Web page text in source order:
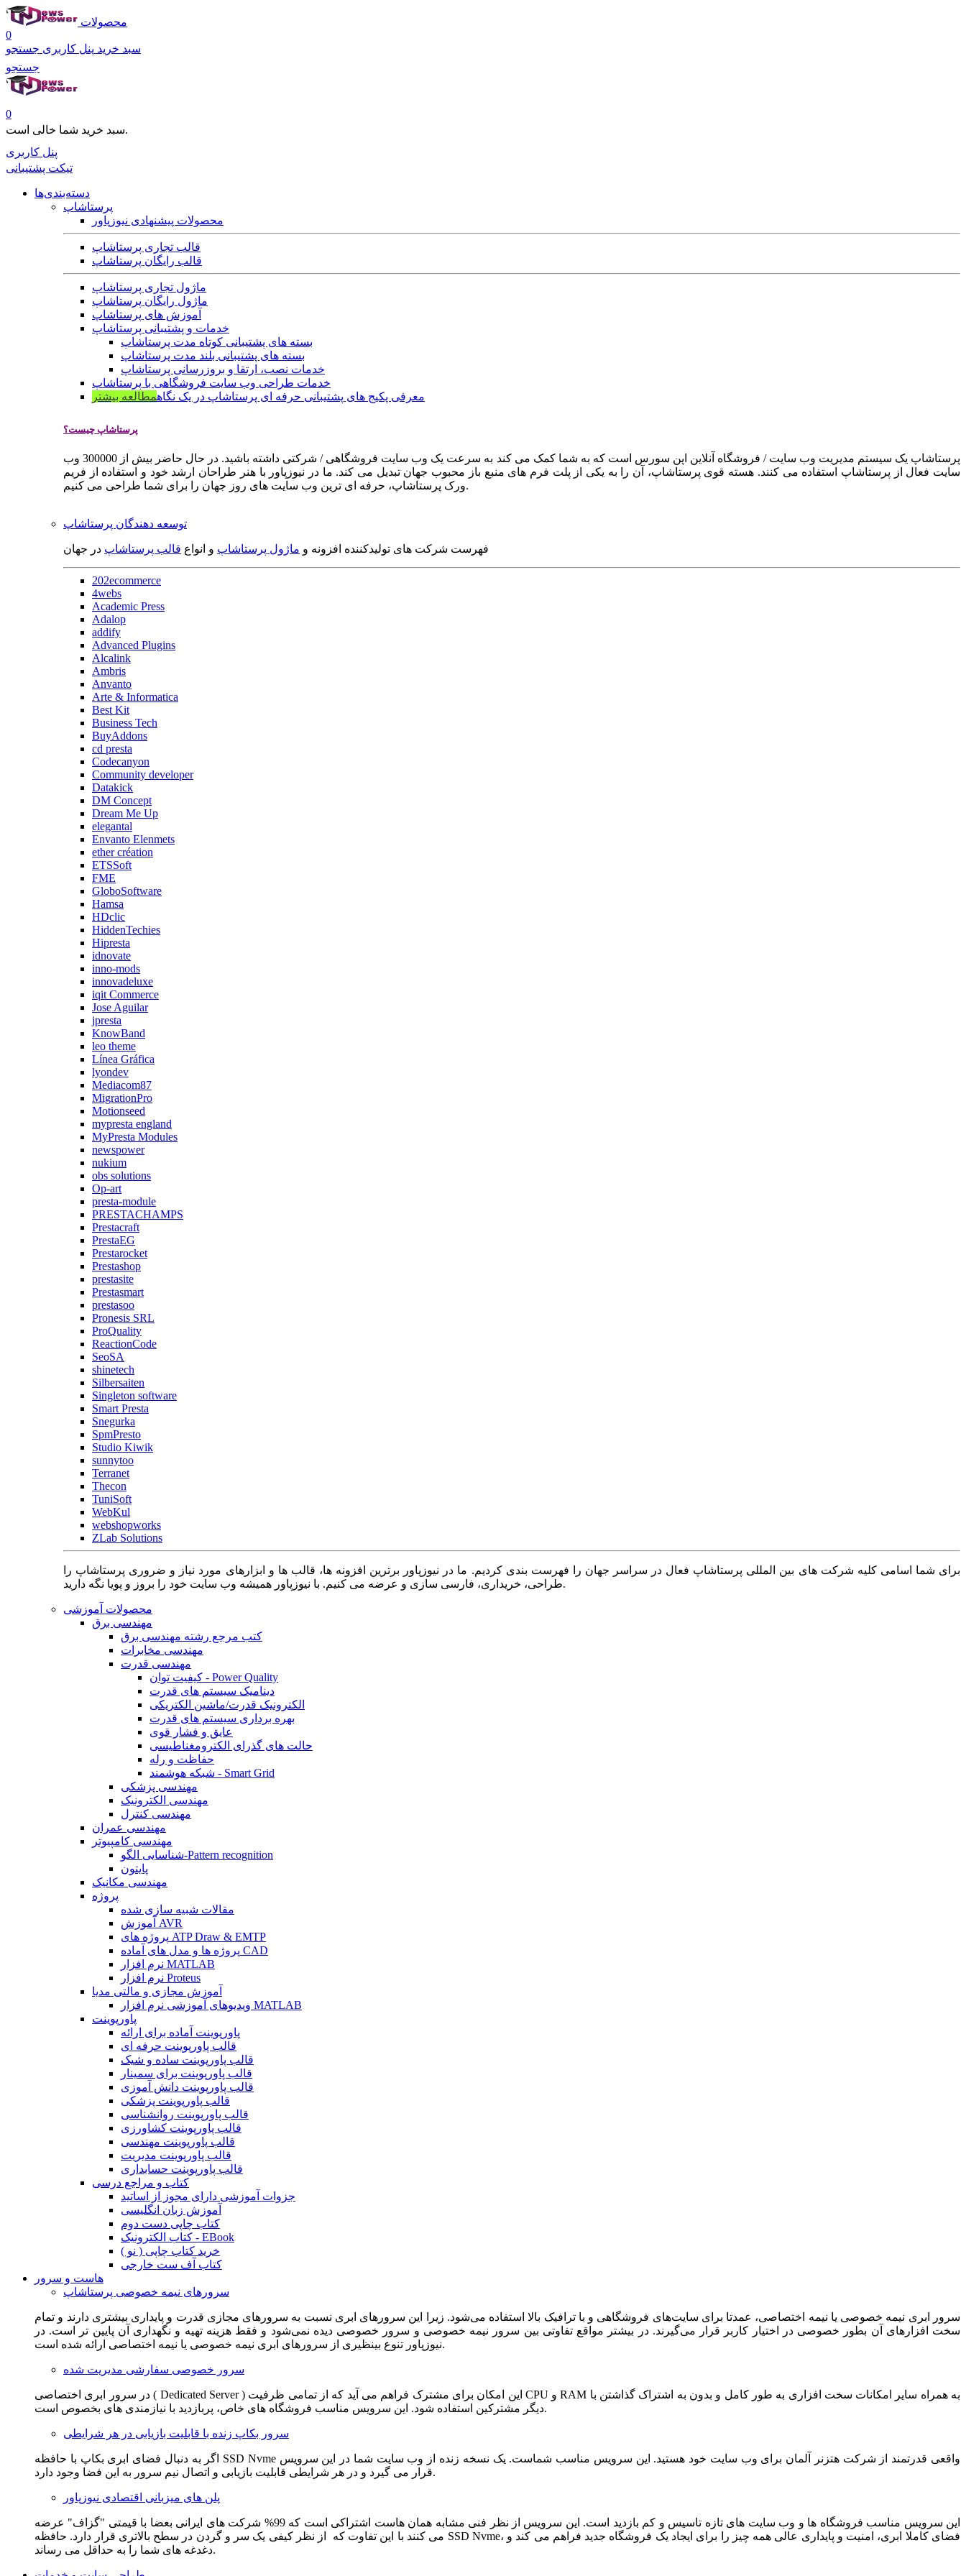
محصولات
0
سبد خرید پنل کاربری جستجو
جستجو
0
سبد خرید شما خالی است.
پنل کاربری
تیکت پشتیبانی
دسته‌بندی‌ها
پرستاشاپ
محصولات پیشنهادی نیوزپاور
قالب تجاری پرستاشاپ
قالب رایگان پرستاشاپ
ماژول تجاری پرستاشاپ
ماژول رایگان پرستاشاپ
آموزش های پرستاشاپ
خدمات و پشتیبانی پرستاشاپ
بسته های پشتیبانی کوتاه مدت پرستاشاپ
بسته های پشتیبانی بلند مدت پرستاشاپ
خدمات نصب، ارتقا و بروزرسانی پرستاشاپ
خدمات طراحی وب سایت فروشگاهی با پرستاشاپ
معرفی پکیج های پشتیبانی حرفه ای پرستاشاپ در یک نگاهمطالعه بیشتر
پرستاشاپ چیست؟
پرستاشاپ یک سیستم مدیریت وب سایت / فروشگاه آنلاین اپن سورس است که به شما کمک می کند به سرعت یک وب سایت فروشگاهی / شرکتی داشته باشید. در حال حاضر بیش از 300000 وب
سایت فعال از پرستاشاپ استفاده می کنند. هسته قوی پرستاشاپ، آن را به یکی از پلت فرم های منبع باز محبوب جهان تبدیل می کند. ما در نیوزپاور با هنر طراحان ارشد خود و استفاده از فریم
ورک پرستاشاپ، حرفه ای ترین وب سایت های روز جهان را برای شما طراحی می کنیم.
توسعه دهندگان پرستاشاپ
فهرست شرکت های تولیدکننده افزونه و ماژول پرستاشاپ و انواع قالب پرستاشاپ در جهان
202ecommerce
4webs
Academic Press
Adalop
addify
Advanced Plugins
Alcalink
Ambris
Anvanto
Arte & Informatica
Best Kit
Business Tech
BuyAddons
cd presta
Codecanyon
Community developer
Datakick
DM Concept
Dream Me Up
elegantal
Envanto Elenmets
ether création
ETSSoft
FME
GloboSoftware
Hamsa
HDclic
HiddenTechies
Hipresta
idnovate
inno-mods
innovadeluxe
iqit Commerce
Jose Aguilar
jpresta
KnowBand
leo theme
Línea Gráfica
lyondev
Mediacom87
MigrationPro
Motionseed
mypresta england
MyPresta Modules
newspower
nukium
obs solutions
Op-art
presta-module
PRESTACHAMPS
Prestacraft
PrestaEG
Prestarocket
Prestashop
prestasite
Prestasmart
prestasoo
Pronesis SRL
ProQuality
ReactionCode
SeoSA
shinetech
Silbersaiten
Singleton software
Smart Presta
Snegurka
SpmPresto
Studio Kiwik
sunnytoo
Terranet
Thecon
TuniSoft
WebKul
webshopworks
ZLab Solutions
برای شما اسامی کلیه شرکت های بین المللی پرستاشاپ فعال در سراسر جهان را فهرست بندی کردیم. ما در نیوزپاور برترین افزونه ها، قالب ها و ابزارهای مورد نیاز و ضروری پرستاشاپ را
طراحی، خریداری، فارسی سازی و عرضه می کنیم. با نیوزپاور همیشه وب سایت خود را بروز و پویا نگه دارید.
محصولات آموزشی
مهندسی برق
کتب مرجع رشته مهندسی برق
مهندسی مخابرات
مهندسی قدرت
کیفیت توان - Power Quality
دینامیک سیستم های قدرت
الکترونیک قدرت/ماشین الکتریکی
بهره برداری سیستم های قدرت
عایق و فشار قوی
حالت های گذرای الکترومغناطیسی
حفاظت و رله
شبکه هوشمند - Smart Grid
مهندسی پزشکی
مهندسی الکترونیک
مهندسی کنترل
مهندسی عمران
مهندسی کامپیوتر
شناسایی الگو-Pattern recognition
پایتون
مهندسی مکانیک
پروژه
مقالات شبیه سازی شده
آموزش AVR
پروژه های ATP Draw & EMTP
پروژه ها و مدل های آماده CAD
نرم افزار MATLAB
نرم افزار Proteus
آموزش مجازی و مالتی مدیا
ویدیوهای آموزشی نرم افزار MATLAB
پاورپوینت
پاورپوینت آماده برای ارائه
قالب پاورپوینت حرفه ای
قالب پاورپوینت ساده و شیک
قالب پاورپوینت برای سمینار
قالب پاورپوینت دانش آموزی
قالب پاورپوینت پزشکی
قالب پاورپوینت روانشناسی
قالب پاورپوینت کشاورزی
قالب پاورپوینت مهندسی
قالب پاورپوینت مدیریت
قالب پاورپوینت حسابداری
کتاب و مراجع درسی
جزوات آموزشی دارای مجوز از اساتید
آموزش زبان انگلیسی
کتاب چاپی دست دوم
کتاب الکترونیک - EBook
خرید کتاب چاپی ( نو )
کتاب آف ست خارجی
هاست و سرور
سرورهای نیمه خصوصی پرستاشاپ
سرور ابری نیمه خصوصی یا نیمه اختصاصی، عمدتا برای سایت‌های فروشگاهی و با ترافیک بالا استفاده می‌شود. زیرا این سرورهای ابری نسبت به سرورهای مجازی قدرت و پایداری بیشتری دارند و تمام
سخت افزارهای آن بطور خصوصی در اختیار کاربر قرار می‌گیرند. در بیشتر مواقع تفاوتی بین سرور نیمه خصوصی و سرور خصوصی دیده نمی‌شود و فقط هزینه تهیه و نگهداری آن پایین تر است. در
نیوزپاور تنوع بینظیری از سرورهای ابری نیمه خصوصی یا نیمه اختصاصی ارائه شده است.
سرور خصوصی سفارشی مدیریت شده
در سرور ابری اختصاصی ( Dedicated Server ) این امکان برای مشترک فراهم می آید که از تمامی ظرفیت CPU و RAM به همراه سایر امکانات سخت افزاری به طور کامل و بدون به اشتراک گذاشتن با
دیگر مشترکین استفاده شود. این سرویس مناسب فروشگاه های خاص، پربازدید با نیازمندی های بخصوص است.
سرور بکاپ زنده با قابلیت بازیابی در هر شرایطی
اگر به دنبال فضای ابری بکاپ با حافظه SSD Nvme واقعی قدرتمند از شرکت هتزنر آلمان برای وب سایت خود هستید. این سرویس مناسب شماست. یک نسخه زنده از وب سایت شما در این سرویس
قرار می گیرد و در هر شرایطی قابلیت بازیابی و اتصال نیم سرور به این فضا وجود دارد.
پلن های میزبانی اقتصادی نیوزپاور
این سرویس مناسب فروشگاه ها و وب سایت های تازه تاسیس و کم بازدید است. این سرویس از نظر فنی مشابه همان هاست اشتراکی است که 99% شرکت های ایرانی بعضا با قیمتی "گزاف" عرضه
می کنند با این تفاوت که از نظر کیفی یک سر و گردن در سطح بالاتری قرار دارد. حافظه SSD Nvme، فضای کاملا ابری، امنیت و پایداری عالی همه چیز را برای ایجاد یک فروشگاه جدید فراهم می کند و
دغدغه های شما را به حداقل می رساند.